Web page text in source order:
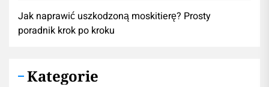
Jak naprawić uszkodzoną moskitierę? Prosty
poradnik krok po kroku
Kategorie